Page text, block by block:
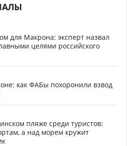
для Макрона: эксперт назвал
целями российского
как ФАБы похоронили взвод
пляже среди туристов:
а над морем кружит